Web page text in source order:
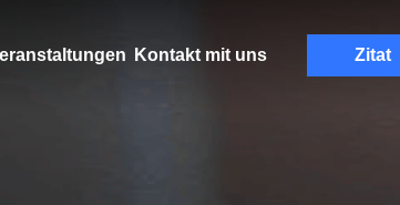
Kontakt mit uns Zitat